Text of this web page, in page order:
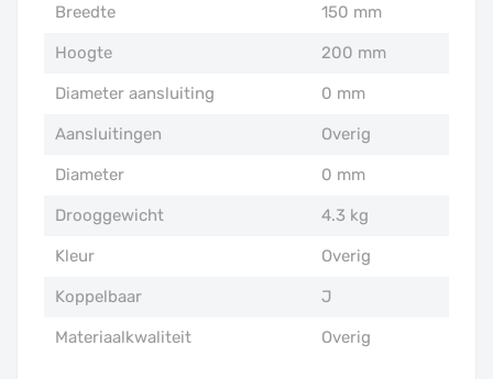
Breedte 150 mm
Hoogte 200 mm
Diameter aansluiting 0 mm
Aansluitingen Overig
Diameter 0 mm
Drooggewicht 4.3 kg
Kleur Overig
Koppelbaar J
Materiaalkwaliteit Overig